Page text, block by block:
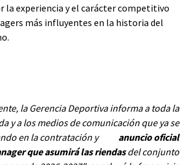
la experiencia y el carácter competitivo
más influyentes en la historia del
la Gerencia Deportiva informa a toda la
y a los medios de comunicación que ya se
en la contratación y
anuncio oficial
que asumirá las riendasdel conjunto